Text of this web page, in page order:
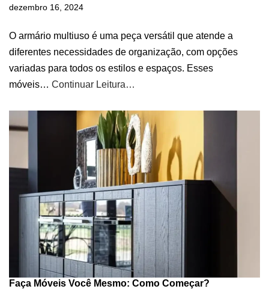
dezembro 16, 2024
O armário multiuso é uma peça versátil que atende a
diferentes necessidades de organização, com opções
variadas para todos os estilos e espaços. Esses
móveis… Continuar Leitura…
Faça Móveis Você Mesmo: Como Começar?